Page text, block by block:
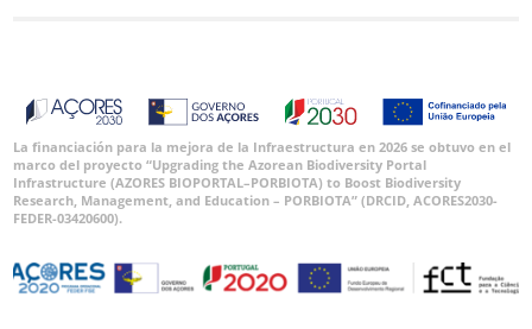
La financiación para la mejora de la Infraestructura en 2026 se obtuvo en el
marco del proyecto “Upgrading the Azorean Biodiversity Portal
Infrastructure (AZORES BIOPORTAL–PORBIOTA) to Boost Biodiversity
Research, Management, and Education – PORBIOTA” (DRCID, ACORES2030-
FEDER-03420600).